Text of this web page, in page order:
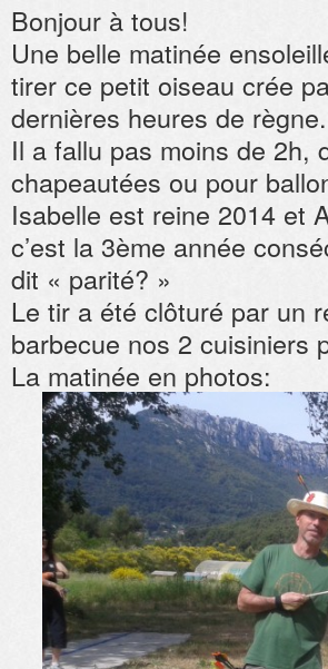
Bonjour à tous!
Une belle matinée
tirer ce petit oiseau crée
dernières heures de règne.
Il a fallu pas moins de 2h,
chapeautées ou pour
Isabelle est reine 2014 et
c’est la 3ème année
dit « parité? »
Le tir a été clôturé par un
barbecue nos 2 cuisiniers
La matinée en photos: